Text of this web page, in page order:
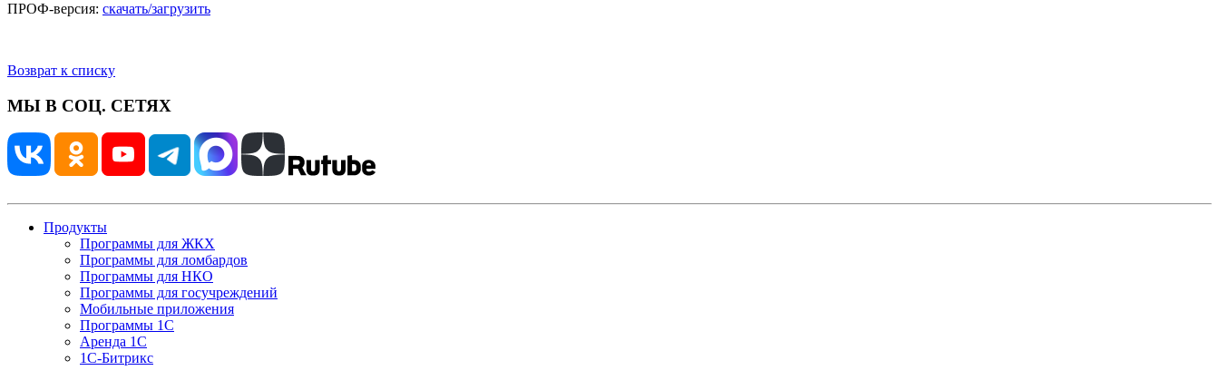
ПРОФ-версия: скачать/загрузить
Возврат к списку
МЫ В СОЦ. СЕТЯХ
Продукты
Программы для ЖКХ
Программы для ломбардов
Программы для НКО
Программы для госучреждений
Мобильные приложения
Программы 1С
Аренда 1С
1С-Битрикс